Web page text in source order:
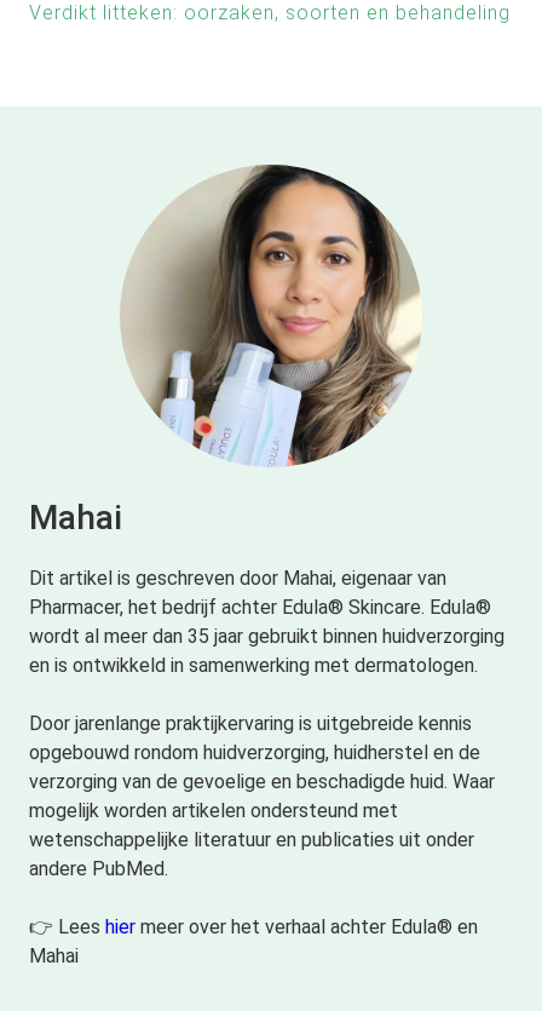
Verdikt litteken: oorzaken, soorten en behandeling
Mahai
Dit artikel is geschreven door Mahai, eigenaar van
Pharmacer, het bedrijf achter Edula® Skincare. Edula®
wordt al meer dan 35 jaar gebruikt binnen huidverzorging
en is ontwikkeld in samenwerking met dermatologen.
Door jarenlange praktijkervaring is uitgebreide kennis
opgebouwd rondom huidverzorging, huidherstel en de
verzorging van de gevoelige en beschadigde huid. Waar
mogelijk worden artikelen ondersteund met
wetenschappelijke literatuur en publicaties uit onder
andere PubMed.
👉 Lees hier meer over het verhaal achter Edula® en
Mahai